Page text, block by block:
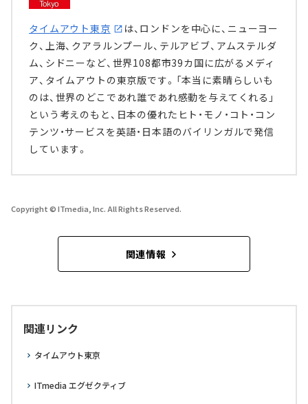
タイムアウト東京
は、ロンドンを中心に、ニューヨー
ク、上海、クアラルンプール、テルアビブ、アムステルダ
ム、シドニーなど、世界108都市39カ国に広がるメディ
ア、タイムアウトの東京版です。「本当に素晴らしいも
のは、世界のどこであれ誰であれ感動を与えてくれる」
という考えのもと、日本の優れたヒト・モノ・コト・コン
テンツ・サービスを英語・日本語のバイリンガルで発信
しています。
Copyright © ITmedia, Inc. All Rights Reserved.
関連情報
関連リンク
タイムアウト東京
ITmedia エグゼクティブ